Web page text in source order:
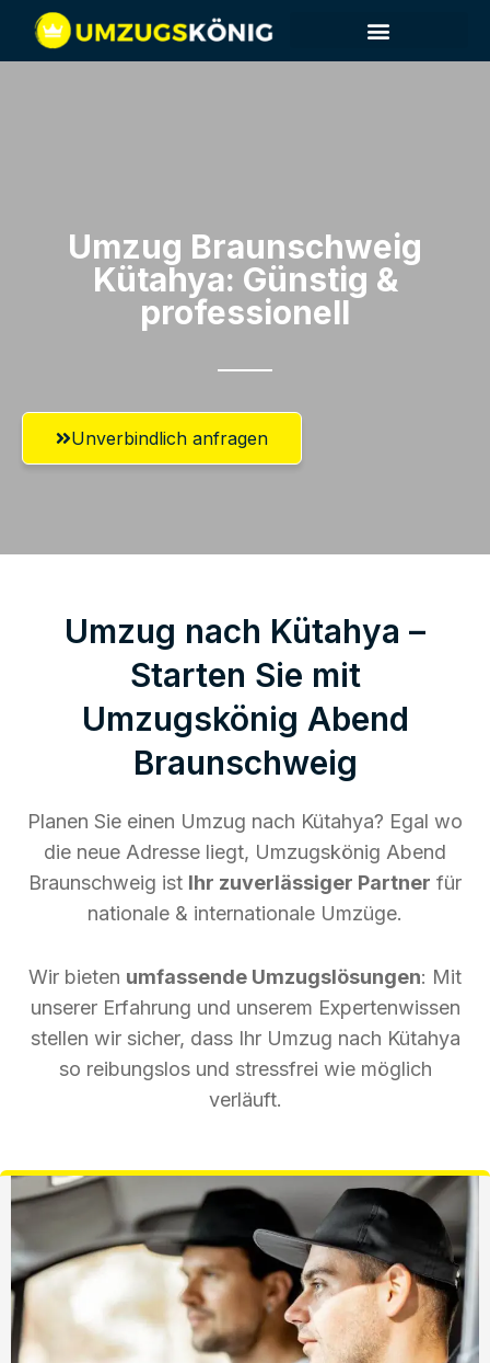
Umzug Braunschweig​
Kütahya: Günstig &
professionell​
Unverbindlich anfragen
Umzug nach Kütahya –
Starten Sie mit
Umzugskönig Abend
Braunschweig
Planen Sie einen Umzug nach Kütahya? Egal wo
die neue Adresse liegt, Umzugskönig Abend
Braunschweig ist Ihr zuverlässiger Partner für
nationale & internationale Umzüge.
Wir bieten umfassende Umzugslösungen: Mit
unserer Erfahrung und unserem Expertenwissen
stellen wir sicher, dass Ihr Umzug nach Kütahya
so reibungslos und stressfrei wie möglich
verläuft.